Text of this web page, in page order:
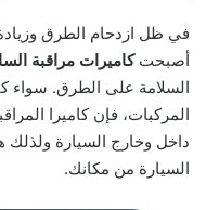
في ظل ازدحام الطرق
أصبحتكاميرات مراقبة
السلامة على الطرق. سواء
المركبات، فإن كاميرا
داخل وخارج السيارة ولذلك
السيارة من مكانك.